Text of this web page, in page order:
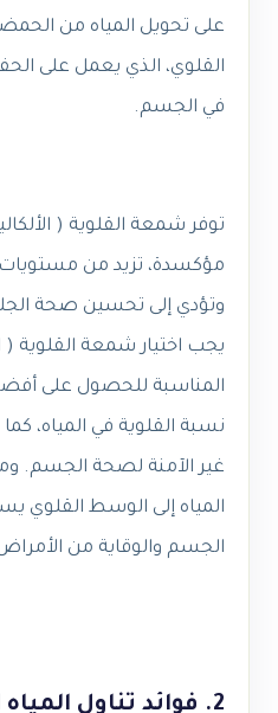
على تحويل المياه من
القلوي، الذي يعمل على
في الجسم.
مؤكسدة، تزيد من
وتؤدي إلى تحسين صحة
المناسبة للحصول على
نسبة القلوية في المياه،
غير الآمنة لصحة الجسم.
المياه إلى الوسط
الجسم والوقاية من
2. فوائد تناول